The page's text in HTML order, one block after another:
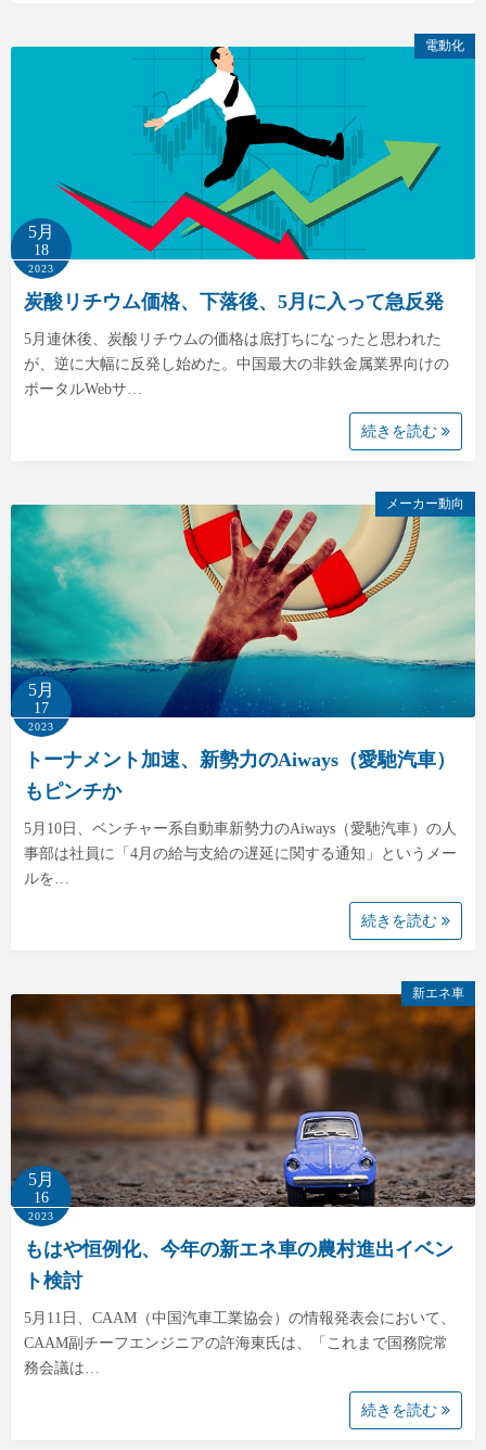
電動化
5月
18
2023
炭酸リチウム価格、下落後、5月に入って急反発
5月連休後、炭酸リチウムの価格は底打ちになったと思われた
が、逆に大幅に反発し始めた。中国最大の非鉄金属業界向けの
ポータルWebサ…
続きを読む
メーカー動向
5月
17
2023
トーナメント加速、新勢力のAiways（愛馳汽車）
もピンチか
5月10日、ベンチャー系自動車新勢力のAiways（愛馳汽車）の人
事部は社員に「4月の給与支給の遅延に関する通知」というメー
ルを…
続きを読む
新エネ車
5月
16
2023
もはや恒例化、今年の新エネ車の農村進出イベン
ト検討
5月11日、CAAM（中国汽車工業協会）の情報発表会において、
CAAM副チーフエンジニアの許海東氏は、「これまで国務院常
務会議は…
続きを読む